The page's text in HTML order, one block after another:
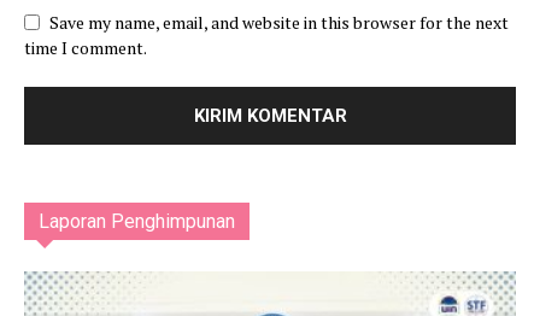
Save my name, email, and website in this browser for the next
time I comment.
Laporan Penghimpunan